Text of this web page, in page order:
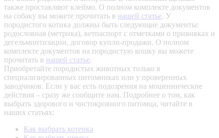
также проставляют клеймо. О полном комплекте документов
на собаку вы можете прочитать в нашей статье. У
породистого котика должны быть следующие документы:
родословная (метрика), ветпаспорт с отметками о прививках и
дегельминтизации, договор купли-продажи. О полном
комплекте документов на породистую кошку вы можете
прочитать в нашей статье.
Приобретайте породистых животных только в
специализированных питомниках или у проверенных
заводчиков. Если у вас есть подозрения на мошеннические
действия – сразу же сообщите нам. Подробнее о том, как
выбрать здорового и чистокровного питомца, читайте в
наших статьях:
Как выбрать котенка